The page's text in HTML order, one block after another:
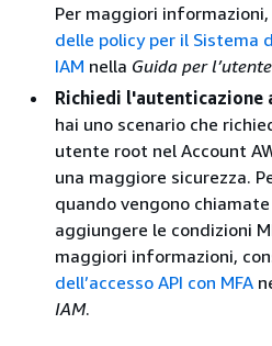
Per maggiori
delle policy per il Sistema
IAM nella Guida per
Richiedi l'autenticazione
hai uno scenario che
utente root nel Account
una maggiore sicurezza.
quando vengono chiamate
aggiungere le condizioni
maggiori informazioni,
dell’accesso API con MFA
IAM.